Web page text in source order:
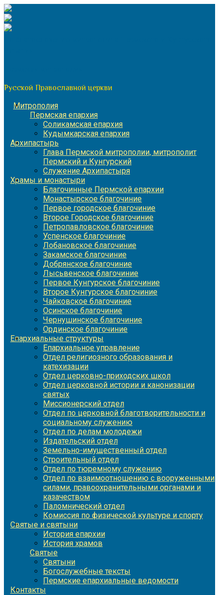
Перейти
к
содержимому
Русской Православной церкви
Митрополия
Пермская епархия
Соликамская епархия
Кудымкарская епархия
Архипастырь
Глава Пермской митрополии, митрополит
Пермский и Кунгурский
Служение Архипастыря
Храмы и монастыри
Благочинные Пермской епархии
Монастырское благочиние
Первое городское благочиние
Второе Городское благочиние
Петропавловское благочиние
Успенское благочиние
Лобановское благочиние
Закамское благочиние
Добрянское благочиние
Лысьвенское благочиние
Первое Кунгурское благочиние
Второе Кунгурское благочиние
Чайковское благочиние
Осинское благочиние
Чернушинское благочиние
Ординское благочиние
Епархиальные структуры
Епархиальное управление
Отдел религиозного образования и
катехизации
Отдел церковно-приходских школ
Отдел церковной истории и канонизации
святых
Миссионерский отдел
Отдел по церковной благотворительности и
социальному служению
Отдел по делам молодежи
Издательский отдел
Земельно-имущественный отдел
Строительный отдел
Отдел по тюремному служению
Отдел по взаимоотношению с вооруженными
силами, правоохранительными органами и
казачеством
Паломнический отдел
Комиссия по физической культуре и спорту
Святые и святыни
История епархии
История храмов
Святые
Святыни
Богослужебные тексты
Пермские епархиальные ведомости
Контакты